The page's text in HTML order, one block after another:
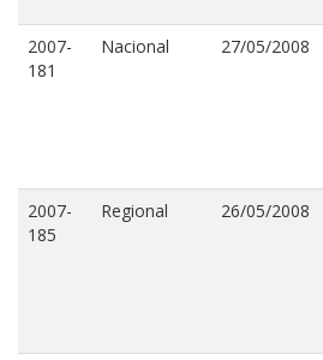
2007-
181
Nacional 27/05/2008
2007-
185
Regional 26/05/2008